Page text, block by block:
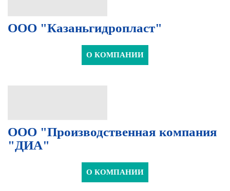
ООО "Казаньгидропласт"
О КОМПАНИИ
ООО "Производственная компания
"ДИА"
О КОМПАНИИ